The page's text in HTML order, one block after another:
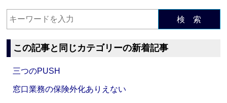
検 索
この記事と同じカテゴリーの新着記事
三つのPUSH
窓口業務の保険外化ありえない